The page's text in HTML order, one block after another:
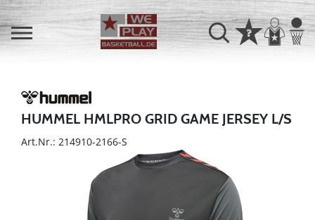
HUMMEL HMLPRO GRID GAME JERSEY L/S
Art.Nr.: 214910-2166-S